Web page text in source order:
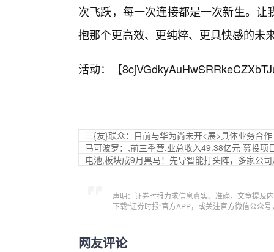
次飞跃，每一次连接都是一次新生。
抱那个更高效、更纯粹、更具快感的未
活动：【
三{友}联众：目前与华为尚未开<展>具体业务合作
马可波罗：,前三季营.业总收入49.38亿元 募投项
电池,板块成9月黑马！先导智能打头阵，多家公
声明：证券时报力求信息真实、准确，文章提及
下载“证券时报”官方APP，或关注官方微信公众
网友评论